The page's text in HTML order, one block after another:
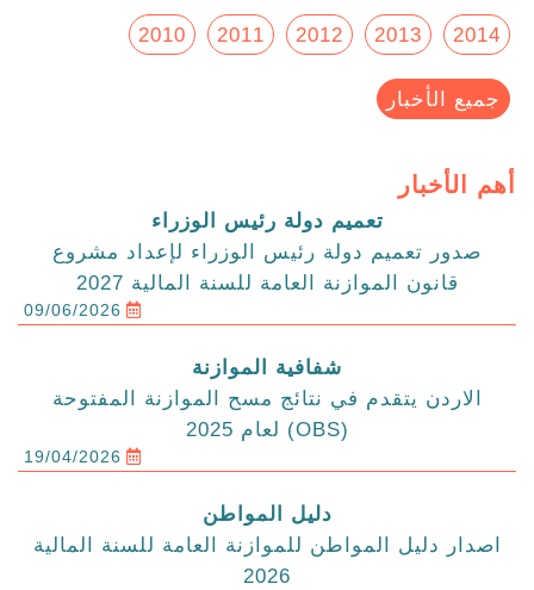
2014
2013
2012
2011
2010
جميع الأخبار
أهم الأخبار
تعميم دولة رئيس الوزراء
صدور تعميم دولة رئيس الوزراء لإعداد مشروع
قانون الموازنة العامة للسنة المالية 2027
09/06/2026
شفافية الموازنة
الاردن يتقدم في نتائج مسح الموازنة المفتوحة
(OBS) لعام 2025
19/04/2026
دليل المواطن
اصدار دليل المواطن للموازنة العامة للسنة المالية
2026